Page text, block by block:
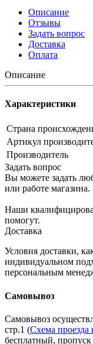
Описание
Отзывы
Задать вопрос
Доставка
Оплата
Описание
Характеристики
Страна
Артикул
Производитель
Задать вопрос
Вы можете задать
или работе магазина.
Наши
помогут.
Доставка
Условия доставки,
индивидуальном
персональным
Самовывоз
Самовывоз
стр.1 (Схема проезда
бесплатный,